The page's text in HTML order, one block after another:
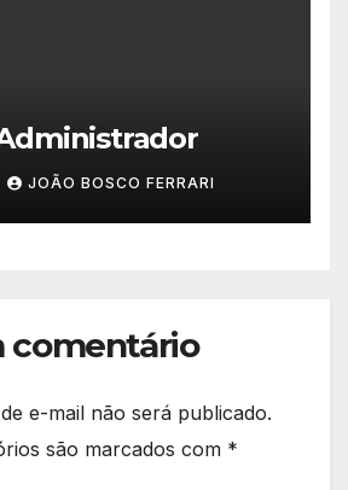
JOÃO BOSCO FERRARI
comentário
e-mail não será publicado.
são marcados com *